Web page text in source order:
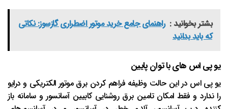
بشتر بخوانید : راهنمای جامع خرید موتور اضطراری گازسوز: نکاتی
که باید بدانید
یو پی اس های با توان پایین
یو پی اس در این حالت وظیفه فراهم کردن برق موتور الکتریکی و درایو
را ندارد و فقط امکان تامین برق روشنایی کابیین آسانسور و سامانه باز